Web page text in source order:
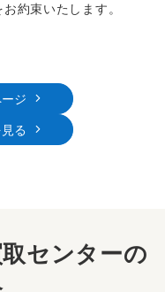
約束いたします。
ジ
る
センターの